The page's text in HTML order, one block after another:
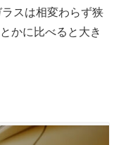
スは相変わらず狭
かに比べると大き